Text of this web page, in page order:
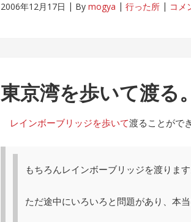
2006年12月17日 By mogya 行った所 コメ
東京湾を歩いて渡る。
レインボーブリッジを歩いて渡ることがで
もちろんレインボーブリッジを渡ります
ただ途中にいろいろと問題があり、本